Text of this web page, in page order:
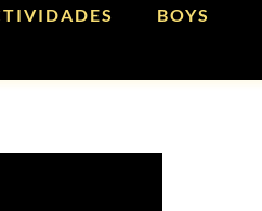
BOYS